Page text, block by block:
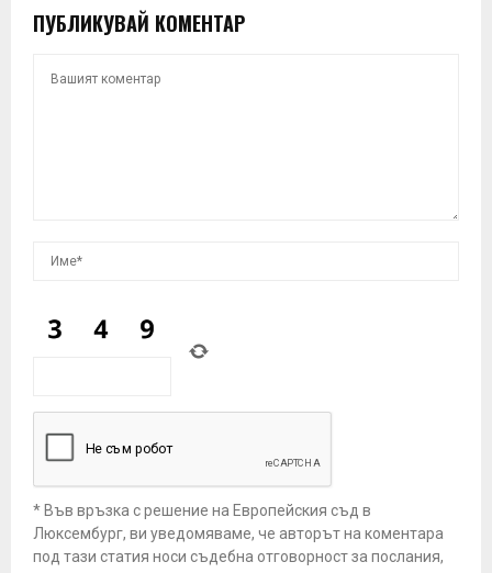
ПУБЛИКУВАЙ КОМЕНТАР
* Във връзка с решение на Европейския съд в
Люксембург, ви уведомяваме, че авторът на коментара
под тази статия носи съдебна отговорност за послания,